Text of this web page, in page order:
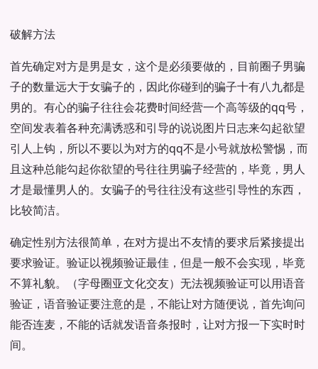
破解方法
首先确定对方是男是女，这个是必须要做的，目前圈子男骗
子的数量远大于女骗子的，因此你碰到的骗子十有八九都是
男的。有心的骗子往往会花费时间经营一个高等级的qq号，
空间发表着各种充满诱惑和引导的说说图片日志来勾起欲望
引人上钩，所以不要以为对方的qq不是小号就放松警惕，而
且这种总能勾起你欲望的号往往男骗子经营的，毕竟，男人
才是最懂男人的。女骗子的号往往没有这些引导性的东西，
比较简洁。
确定性别方法很简单，在对方提出不友情的要求后紧接提出
要求验证。验证以视频验证最佳，但是一般不会实现，毕竟
不算礼貌。（字母圈亚文化交友）无法视频验证可以用语音
验证，语音验证要注意的是，不能让对方随便说，首先询问
能否连麦，不能的话就发语音条报时，让对方报一下实时时
间。